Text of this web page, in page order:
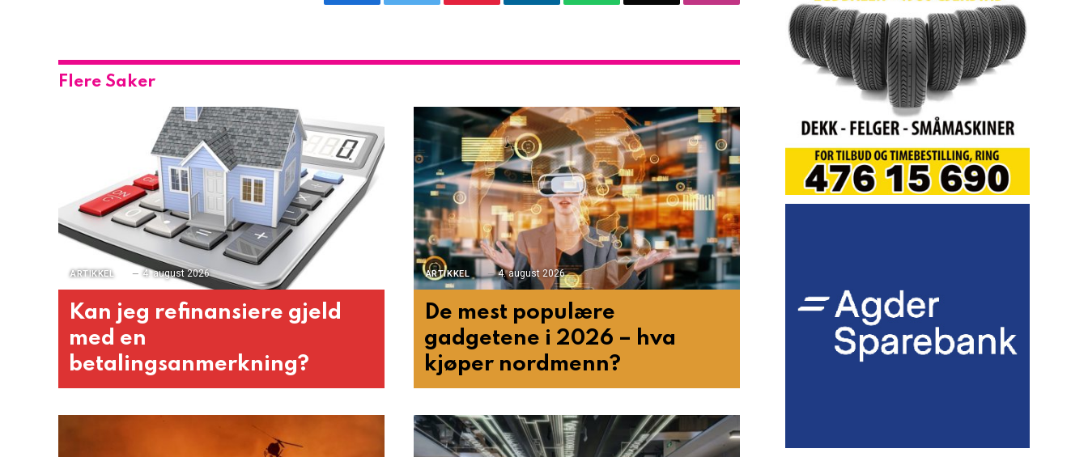
Flere Saker
ARTIKKEL 4. august 2026
Kan jeg refinansiere gjeld
med en
betalingsanmerkning?
ARTIKKEL 4. august 2026
De mest populære
gadgetene i 2026 – hva
kjøper nordmenn?